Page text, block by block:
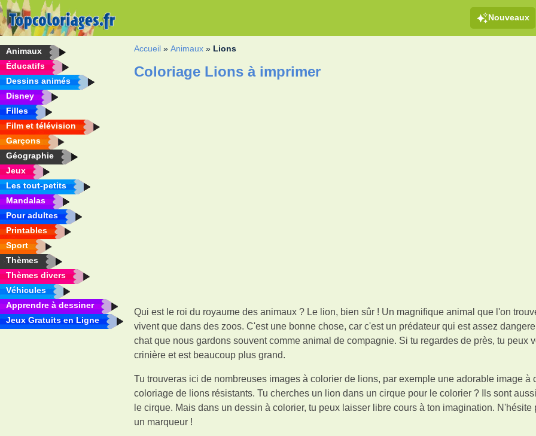
Nouveaux
Animaux
Éducatifs
Dessins animés
Disney
Filles
Film et télévision
Garçons
Géographie
Jeux
Les tout-petits
Mandalas
Pour adultes
Printables
Sport
Thèmes
Thèmes divers
Véhicules
Apprendre à dessiner
Jeux Gratuits en Ligne
Accueil »Animaux » Lions
Coloriage Lions à imprimer
Qui est le roi du royaume des animaux ? Le lion, bien sûr ! Un magnifique animal que l'on
vivent que dans des zoos. C'est une bonne chose, car c'est un prédateur qui est assez
chat que nous gardons souvent comme animal de compagnie. Si tu regardes de près, tu
crinière et est beaucoup plus grand.
Tu trouveras ici de nombreuses images à colorier de lions, par exemple une adorable image
coloriage de lions résistants. Tu cherches un lion dans un cirque pour le colorier ? Ils sont
le cirque. Mais dans un dessin à colorier, tu peux laisser libre cours à ton imagination.
un marqueur !